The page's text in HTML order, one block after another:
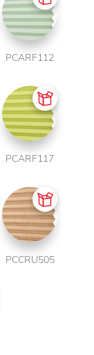
PCARF112
PCARF117
PCCRU505